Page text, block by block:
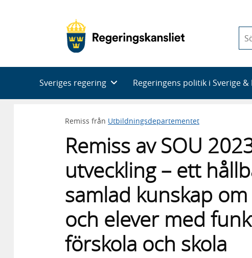
du
en
Sveriges regering Regeringens politik i Sverige &
Remiss från Utbildningsdepartementet
Remiss av SOU
utveckling – ett
samlad kunskap
och elever med
förskola och skola